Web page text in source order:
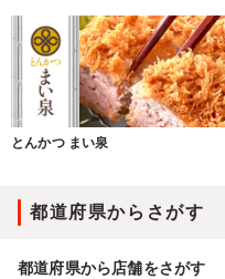
とんかつ まい泉
都道府県からさがす
都道府県から店舗をさがす